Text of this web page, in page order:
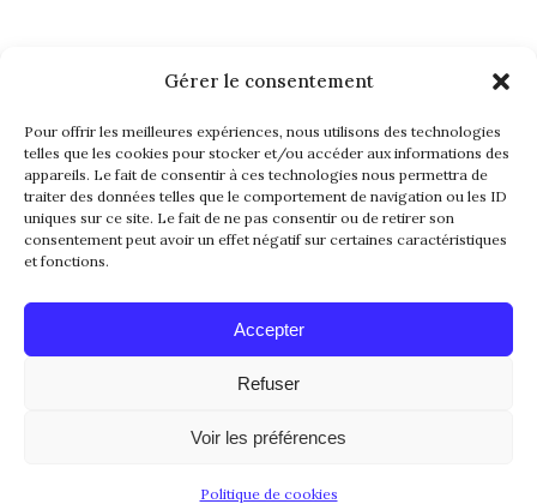
Gérer le consentement
Pour offrir les meilleures expériences, nous utilisons des technologies
telles que les cookies pour stocker et/ou accéder aux informations des
appareils. Le fait de consentir à ces technologies nous permettra de
traiter des données telles que le comportement de navigation ou les ID
uniques sur ce site. Le fait de ne pas consentir ou de retirer son
consentement peut avoir un effet négatif sur certaines caractéristiques
et fonctions.
Accepter
Refuser
Voir les préférences
Politique de cookies
© 2016-2026. All Rights Reserved. Made with